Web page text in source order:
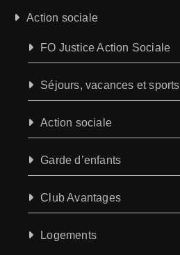
Action sociale
FO Justice Action Sociale
Séjours, vacances et sports
Action sociale
Garde d’enfants
Club Avantages
Logements